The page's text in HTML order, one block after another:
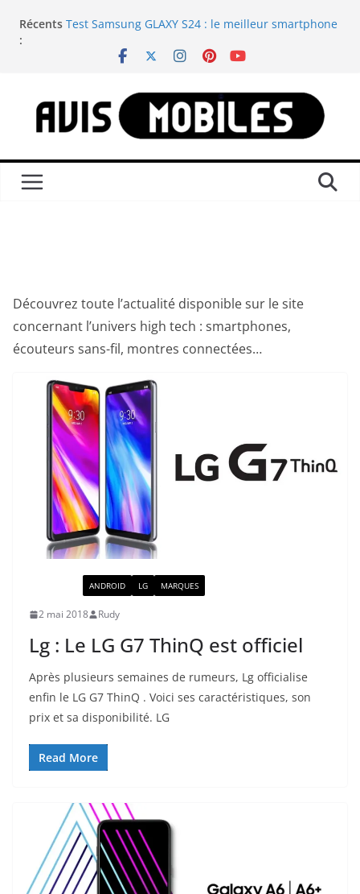
Récents
:
Test Samsung GLAXY S24 : le meilleur smartphone
Test Samsung GALAXY WATCH 8 CLASSIC : est-elle
Nintendo Switch : Savoir comment reconnaître
tous les modèles disponibles ?
Test Anbernic RG557 : une console portable
rétrogaming qui est incontournable
Découvrez toute l’actualité disponible sur le site
concernant l’univers high tech : smartphones,
écouteurs sans-fil, montres connectées…
ANDROID LG MARQUES
2 mai 2018 Rudy
Lg : Le LG G7 ThinQ est officiel
Après plusieurs semaines de rumeurs, Lg officialise
enfin le LG G7 ThinQ . Voici ses caractéristiques, son
prix et sa disponibilité. LG
Read More